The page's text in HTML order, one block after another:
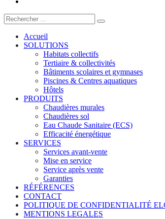
Accueil
SOLUTIONS
Habitats collectifs
Tertiaire & collectivités
Bâtiments scolaires et gymnases
Piscines & Centres aquatiques
Hôtels
PRODUITS
Chaudières murales
Chaudières sol
Eau Chaude Sanitaire (ECS)
Efficacité énergétique
SERVICES
Services avant-vente
Mise en service
Service après vente
Garanties
RÉFÉRENCES
CONTACT
POLITIQUE DE CONFIDENTIALITÉ
MENTIONS LEGALES